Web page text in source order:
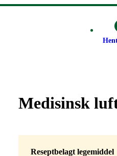
Medisinsk
Reseptbelagt legemiddel